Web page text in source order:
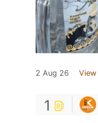
2 Aug 26 View
1